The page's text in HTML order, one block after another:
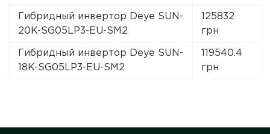
Гибридный инвертор Deye SUN-
20K-SG05LP3-EU-SM2
125832
грн
Гибридный инвертор Deye SUN-
18K-SG05LP3-EU-SM2
119540.4
грн